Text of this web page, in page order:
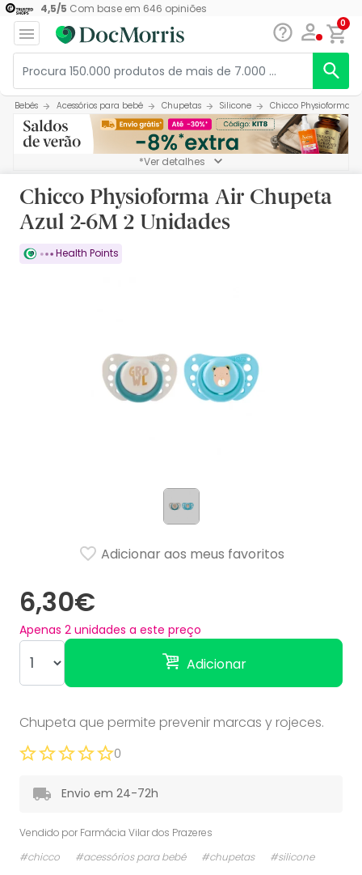
4,5/5 Com base em 646 opiniões
0
Bebés Acessórios para bebé Chupetas Silicone Chicco Physioforma
*Ver detalhes
Chicco Physioforma Air Chupeta
Azul 2-6M 2 Unidades
Health Points
6,30€
Apenas 2 unidades a este preço
Adicionar
Adicionar aos meus favoritos
Chupeta que permite prevenir marcas y rojeces.
0
Envio em 24-72h
Vendido por Farmácia Vilar dos Prazeres
#chicco
#acessórios para bebé #chupetas #silicone